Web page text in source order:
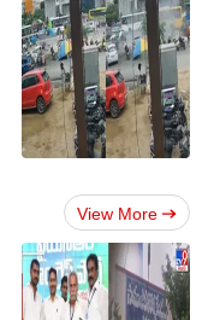
View More